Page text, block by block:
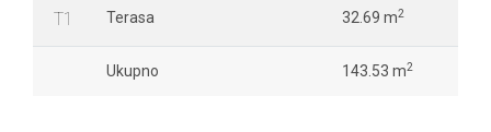
T1 Terasa 32.69 m2
Ukupno 143.53 m2